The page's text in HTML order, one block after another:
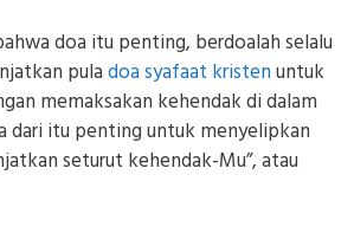
doa itu penting, berdoalah selalu
puladoa syafaat kristenuntuk
memaksakan kehendak di dalam
dari itu penting untuk menyelipkan
seturut kehendak-Mu”, atau